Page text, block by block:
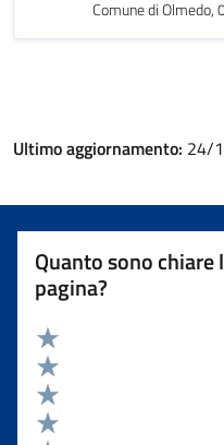
Comune di Olmedo,
Ultimo aggiornamento: 24/
Quanto sono
pagina?
Valuta 5 stelle su 5
Valuta 4 stelle su 5
Valuta 3 stelle su 5